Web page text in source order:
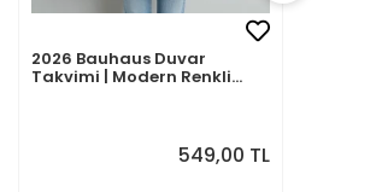
2026 Bauhaus Duvar
Takvimi | Modern Renkli
549,00 TL